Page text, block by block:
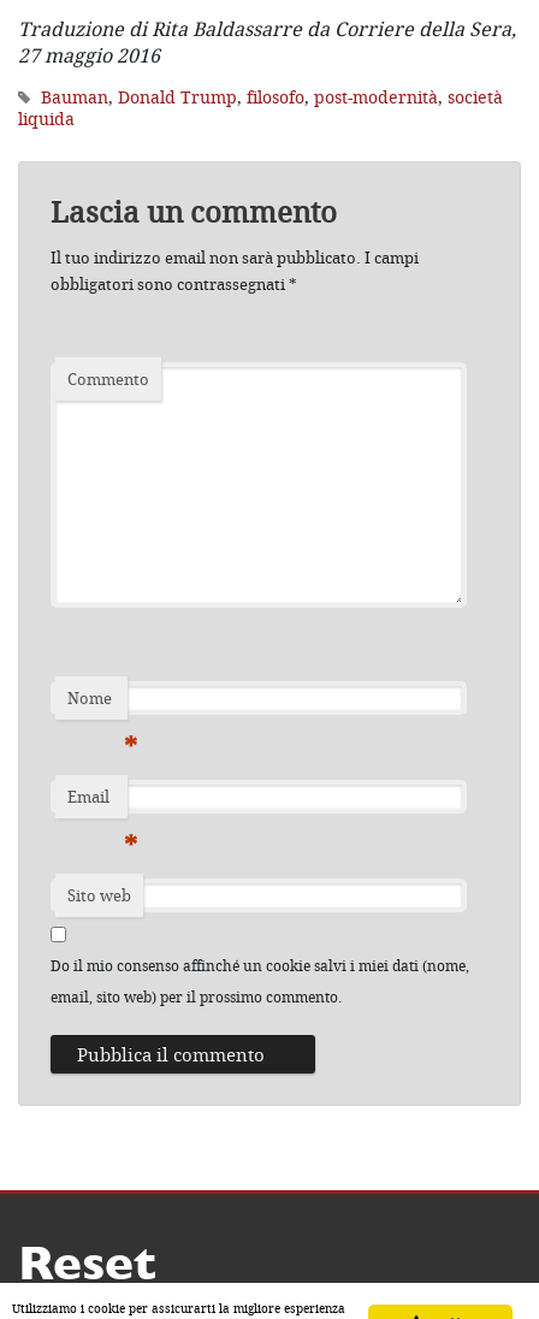
Traduzione di Rita Baldassarre da Corriere della Sera,
27 maggio 2016
Bauman, Donald Trump, filosofo, post-modernità, società
liquida
Lascia un commento
Il tuo indirizzo email non sarà pubblicato. I campi
obbligatori sono contrassegnati*
Commento
Nome
*
Email
*
Sito web
Do il mio consenso affinché un cookie salvi i miei dati (nome,
email, sito web) per il prossimo commento.
Reset
Utilizziamo i cookie per assicurarti la migliore esperienza